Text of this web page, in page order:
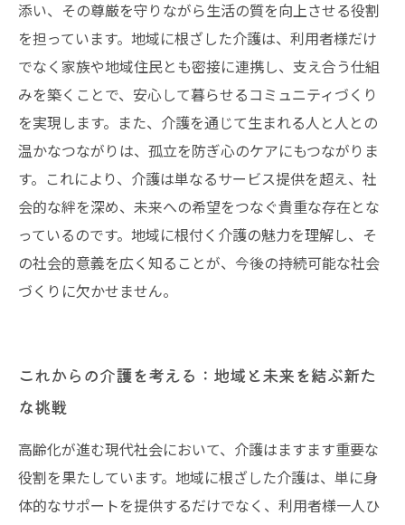
添い、その尊厳を守りながら生活の質を向上させる役割
を担っています。地域に根ざした介護は、利用者様だけ
でなく家族や地域住民とも密接に連携し、支え合う仕組
みを築くことで、安心して暮らせるコミュニティづくり
を実現します。また、介護を通じて生まれる人と人との
温かなつながりは、孤立を防ぎ心のケアにもつながりま
す。これにより、介護は単なるサービス提供を超え、社
会的な絆を深め、未来への希望をつなぐ貴重な存在とな
っているのです。地域に根付く介護の魅力を理解し、そ
の社会的意義を広く知ることが、今後の持続可能な社会
づくりに欠かせません。
これからの介護を考える：地域と未来を結ぶ新た
な挑戦
高齢化が進む現代社会において、介護はますます重要な
役割を果たしています。地域に根ざした介護は、単に身
体的なサポートを提供するだけでなく、利用者様一人ひ